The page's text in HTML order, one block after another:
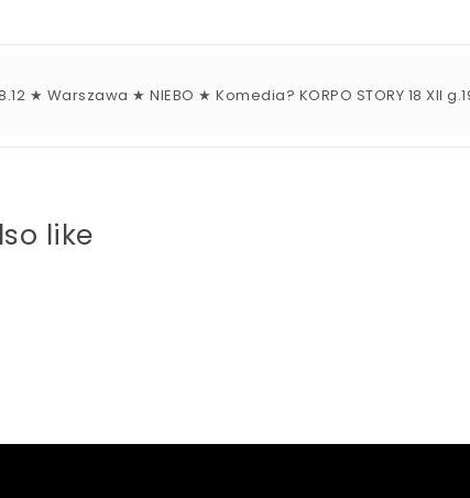
★ Warszawa ★ NIEBO ★ Komedia? KORPO STORY 18 XII
like